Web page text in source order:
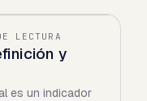
LECTURA
y
es un indicador